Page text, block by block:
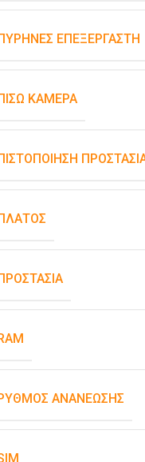
ΕΠΕΞΕΡΓΑΣΤΉ
ΚΆΜΕΡΑ
ΑΝΑΝΈΩΣΗΣ